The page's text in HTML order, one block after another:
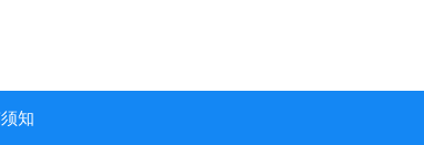
知